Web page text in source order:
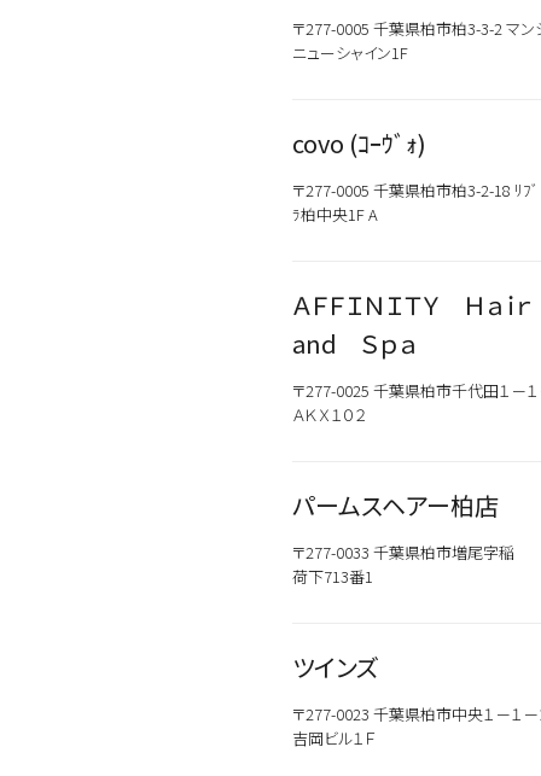
カテゴリから探す
おすすめキーワードから
シトラス
こちらの商品はサロン専売品
〒277-0005 千葉県柏市柏3-3-2 マン
ニューシャイン1F
covo (ｺｰｳﾞｫ)
〒277-0005 千葉県柏市柏3-2-18 ﾘﾌﾞ
ﾗ柏中央1F A
ＡＦＦＩＮＩＴＹ Ｈａｉｒ
and Ｓｐａ
〒277-0025 千葉県柏市千代田１－１
ＡＫＸ１０２
パームスヘアー柏店
〒277-0033 千葉県柏市増尾字稲
荷下713番1
ツインズ
〒277-0023 千葉県柏市中央１－１－
吉岡ビル１Ｆ